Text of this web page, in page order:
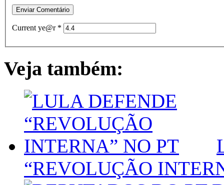
Current ye@r *
Veja também:
“REVOLUÇÃO